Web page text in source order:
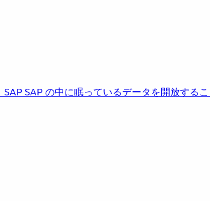
SAPSAP の中に眠っているデータを開放する